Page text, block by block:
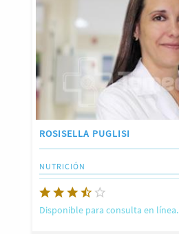
ROSISELLA PUGLISI
NUTRICIÓN
Disponible para consulta en línea.